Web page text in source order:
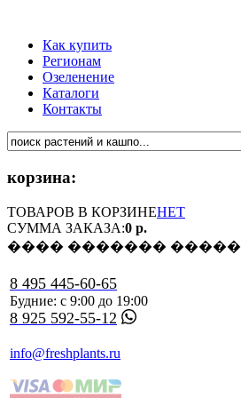
Как купить
Регионам
Озеленение
Каталоги
Контакты
корзина:
ТОВАРОВ В КОРЗИНЕНЕТ
СУММА ЗАКАЗА:0 р.
���� ������� �����
8 495 445-60-65
Будние: с 9:00 до 19:00
8 925 592-55-12
info@freshplants.ru